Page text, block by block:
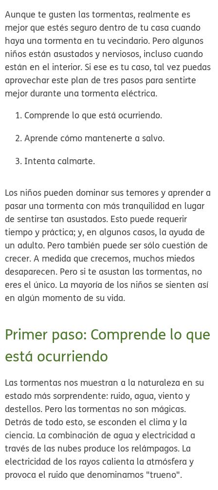
Aunque te gusten las tormentas, realmente es
mejor que estés seguro dentro de tu casa cuando
haya una tormenta en tu vecindario. Pero algunos
niños están asustados y nerviosos, incluso cuando
están en el interior. Si ese es tu caso, tal vez puedas
aprovechar este plan de tres pasos para sentirte
mejor durante una tormenta eléctrica.
Comprende lo que está ocurriendo.
Aprende cómo mantenerte a salvo.
Intenta calmarte.
Los niños pueden dominar sus temores y aprender a
pasar una tormenta con más tranquilidad en lugar
de sentirse tan asustados. Esto puede requerir
tiempo y práctica; y, en algunos casos, la ayuda de
un adulto. Pero también puede ser sólo cuestión de
crecer. A medida que crecemos, muchos miedos
desaparecen. Pero si te asustan las tormentas, no
eres el único. La mayoría de los niños se sienten así
en algún momento de su vida.
Primer paso: Comprende lo que
está ocurriendo
Las tormentas nos muestran a la naturaleza en su
estado más sorprendente: ruido, agua, viento y
destellos. Pero las tormentas no son mágicas.
Detrás de todo esto, se esconden el clima y la
ciencia. La combinación de agua y electricidad a
través de las nubes produce los relámpagos. La
electricidad de los rayos calienta la atmósfera y
provoca el ruido que denominamos "trueno".